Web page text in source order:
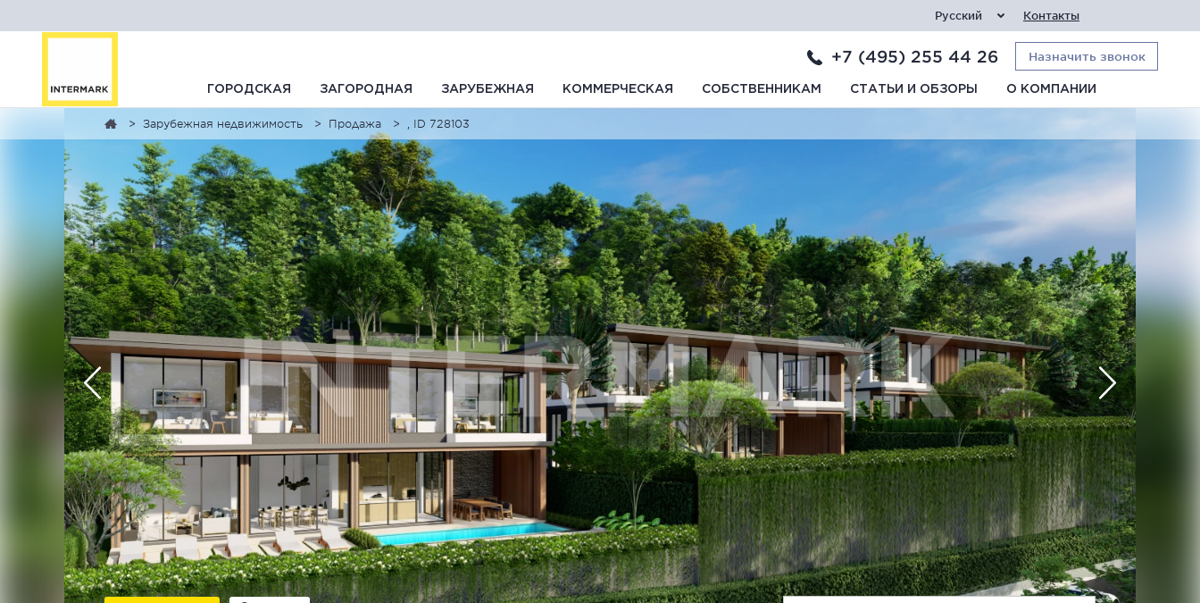
Русский Контакты
+7 (495) 255 44 26 Назначить звонок
ГОРОДСКАЯ ЗАГОРОДНАЯ ЗАРУБЕЖНАЯ КОММЕРЧЕСКАЯ СОБСТВЕННИКАМ СТАТЬИ И ОБЗОРЫ О КОМПАНИИ
Зарубежная недвижимость Продажа , ID 728103